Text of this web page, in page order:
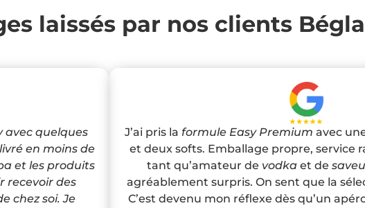
laissés par nos clients
avec quelques
en moins de
et les produits
recevoir des
chez soi. Je
J’ai pris la formule Easy Premium avec
et deux softs. Emballage propre, service
tant qu’amateur de vodka et de
agréablement surpris. On sent que la
C’est devenu mon réflexe dès qu’un